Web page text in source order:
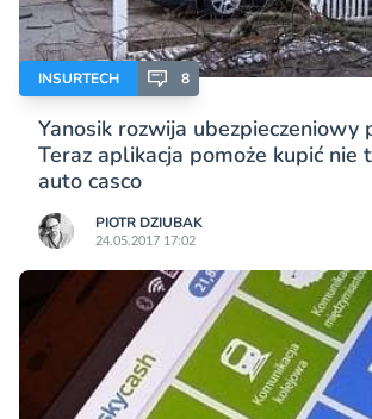
INSURTECH 8
Yanosik rozwija ubezpieczeniowy
Teraz aplikacja pomoże kupić nie
auto casco
PIOTR DZIUBAK
24.05.2017 17:02